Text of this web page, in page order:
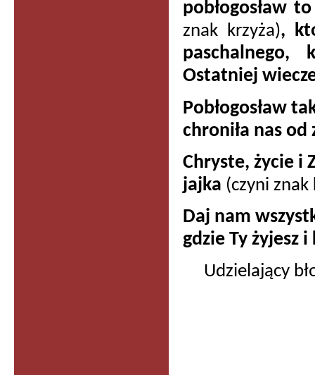
pobłogosław
znak krzyża),
paschalnego,
Ostatniej
Pobłogosław
chroniła nas od
Chryste, życie i
jajka (czyni znak
Daj nam
gdzie Ty żyjesz
Udzielający